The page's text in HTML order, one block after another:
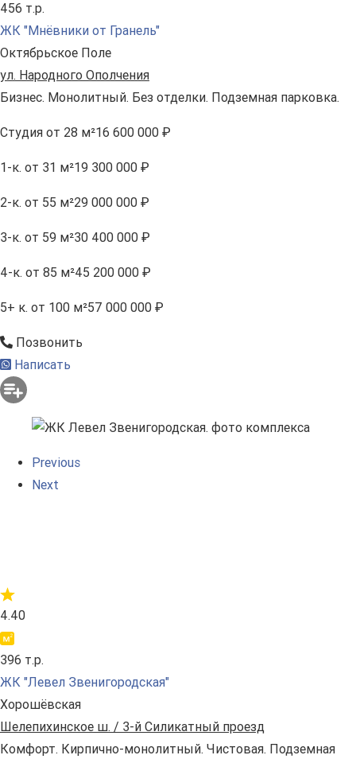
456 т.р.
ЖК "Мнёвники от Гранель"
Октябрьское Поле
ул. Народного Ополчения
Бизнес. Монолитный. Без отделки. Подземная парковка.
Студия от 28 м²16 600 000 ₽
1-к. от 31 м²19 300 000 ₽
2-к. от 55 м²29 000 000 ₽
3-к. от 59 м²30 400 000 ₽
4-к. от 85 м²45 200 000 ₽
5+ к. от 100 м²57 000 000 ₽
Позвонить
Написать
Previous
Next
4.40
396 т.р.
ЖК "Левел Звенигородская"
Хорошёвская
Шелепихинское ш. / 3-й Силикатный проезд
Комфорт. Кирпично-монолитный. Чистовая. Подземная